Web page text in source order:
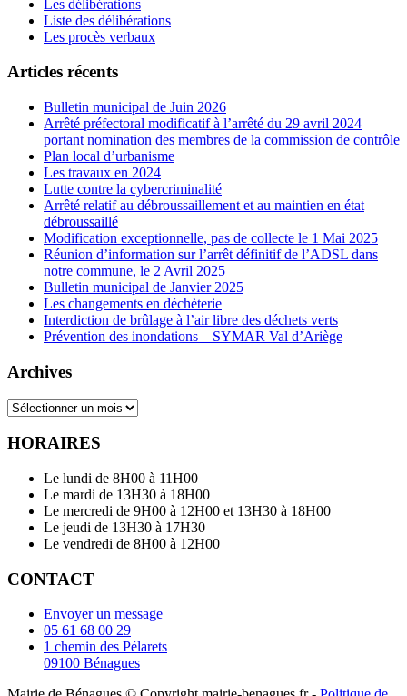
Les délibérations
Liste des délibérations
Les procès verbaux
Articles récents
Bulletin municipal de Juin 2026
Arrêté préfectoral modificatif à l’arrêté du 29 avril 2024
portant nomination des membres de la commission de contrôle
Plan local d’urbanisme
Les travaux en 2024
Lutte contre la cybercriminalité
Arrêté relatif au débroussaillement et au maintien en état
débroussaillé
Modification exceptionnelle, pas de collecte le 1 Mai 2025
Réunion d’information sur l’arrêt définitif de l’ADSL dans
notre commune, le 2 Avril 2025
Bulletin municipal de Janvier 2025
Les changements en déchèterie
Interdiction de brûlage à l’air libre des déchets verts
Prévention des inondations – SYMAR Val d’Ariège
Archives
Archives
HORAIRES
Le lundi de 8H00 à 11H00
Le mardi de 13H30 à 18H00
Le mercredi de 9H00 à 12H00 et 13H30 à 18H00
Le jeudi de 13H30 à 17H30
Le vendredi de 8H00 à 12H00
CONTACT
Envoyer un message
05 61 68 00 29
1 chemin des Pélarets
09100 Bénagues